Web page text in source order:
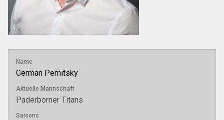
Name
German Pernitsky
Aktuelle Mannschaft
Paderborner Titans
Saisons